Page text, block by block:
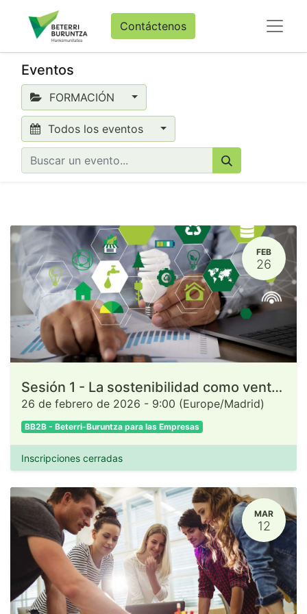
Contáctenos
Eventos
FORMACIÓN
Todos los eventos
FEB
26
Sesión 1 - La sostenibilidad como ventaja estratégica de las empresas
26 de febrero de 2026 - 9:00 (Europe/Madrid)
BB2B - Beterri-Buruntza para las Empresas
Inscripciones cerradas
MAR
12